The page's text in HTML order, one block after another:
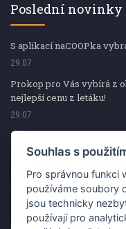
Poslední novinky
S aplikací naCOOPka
29.07
Prokop pro Vás vybírá z
nejlepší cenu z letáku!
29.07
Prokop pro Vás vybírá z
nejlepší cenu z letáku!
Kup špekáčky od Váhaly
29.07
Prokop pro Vás vybírá na
Souhlas s
Pro správnou funkci
používáme soubory
jsou technicky
používají pro